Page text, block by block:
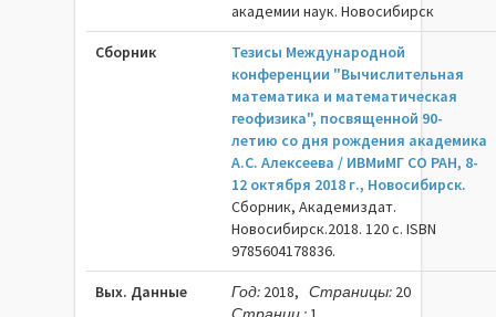
академии наук. Новосибирск
Сборник
Тезисы Международной
конференции "Вычислительная
математика и математическая
геофизика", посвященной 90-
летию со дня рождения академика
А.С. Алексеева / ИВМиМГ СО РАН, 8-
12 октября 2018 г., Новосибирск.
Сборник, Академиздат.
Новосибирск.2018. 120 c. ISBN
9785604178836.
Вых. Данные Год: 2018, Страницы: 20